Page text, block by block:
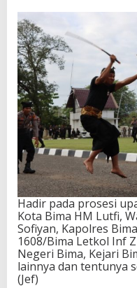
Hadir pada prosesi
Kota Bima HM Lutfi,
Sofiyan, Kapolres
1608/Bima Letkol Inf
Negeri Bima, Kejari
lainnya dan tentunya
(Jef)